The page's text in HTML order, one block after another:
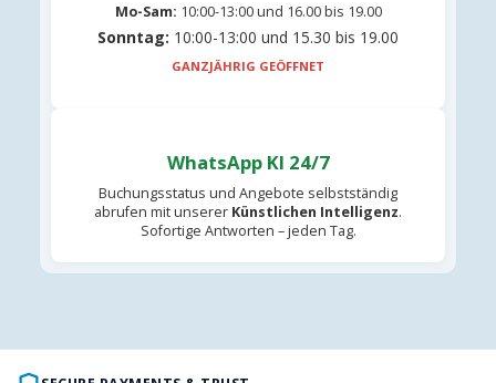
Mo-Sam: 10:00-13:00 und 16.00 bis 19.00
Sonntag: 10:00-13:00 und 15.30 bis 19.00
GANZJÄHRIG GEÖFFNET
WhatsApp KI 24/7
Buchungsstatus und Angebote selbstständig
abrufen mit unserer Künstlichen Intelligenz.
Sofortige Antworten – jeden Tag.